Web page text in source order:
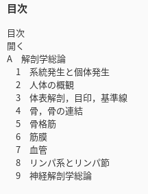
目次
目次
開く
A 解剖学総論
1 系統発生と個体発生
2 人体の概観
3 体表解剖，目印，基準線
4 骨，骨の連結
5 骨格筋
6 筋膜
7 血管
8 リンパ系とリンパ節
9 神経解剖学総論